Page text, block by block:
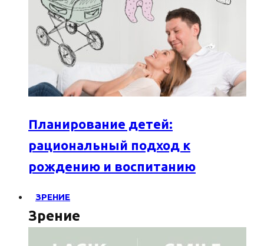
Планирование детей:
рациональный подход к
рождению и воспитанию
ЗРЕНИЕ
Зрение